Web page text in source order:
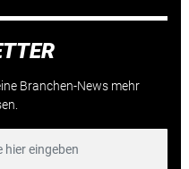
Branchen-News mehr